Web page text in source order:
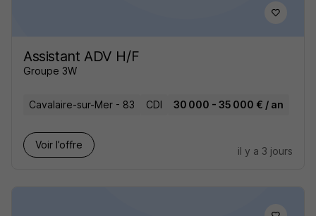
Assistant ADV H/F
Groupe 3W
Cavalaire-sur-Mer - 83 CDI 30 000 - 35 000 € / an
Voir l’offre
il y a 3 jours